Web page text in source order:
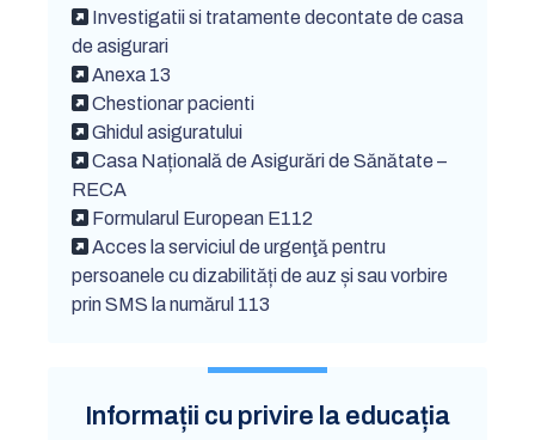
Investigatii si tratamente decontate de casa
de asigurari
Anexa 13
Chestionar pacienti
Ghidul asiguratului
Casa Națională de Asigurări de Sănătate –
RECA
Formularul European E112
Acces la serviciul de urgenţă pentru
persoanele cu dizabilități de auz și sau vorbire
prin SMS la numărul 113
Informații cu privire la educația